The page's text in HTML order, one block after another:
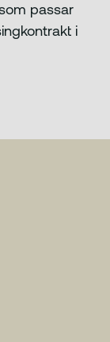
passar
i